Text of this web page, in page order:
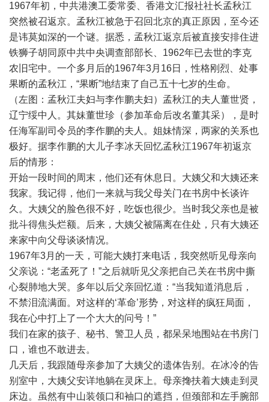
1967年初，中共港澳工委常委、香港文汇报社社长孟秋江
突然被召返京。孟秋江被急于召回北京的真正原因，至今还
是讳莫如深的一个谜。据悉，孟秋江返京后被直接安排住进
铁狮子胡同原中共中央调查部部长、1962年已去世的李克
农旧宅中。一个多月后的1967年3月16日，性格刚烈、处事
果断的孟秋江，“果断”地结束了自己五十七岁的生命。
（左图：孟秋江夫妇与李作鹏夫妇）孟秋江的夫人董世贤，
辽宁绥中人。其妹董世珍（参加革命后改名董其采），是时
任海军副司令员的李作鹏的夫人。姐妹情深，两家的关系也
极好。据李作鹏的大儿子李冰天回忆孟秋江1967年初返京
后的情形：
开始一段时间的周末，他们还有休息日。大姨父和大姨还来
我家。我记得，他们一来就与我父母关门在书房中长谈许
久。大姨父的脸色很不好，吃饭也很少。当时我父亲也是被
批斗得焦头烂额。后来，大姨父被隔离在住处，只有大姨还
来家中向父母谈谈情况。
1967年3月的一天，可能大姨打来电话，我突然听见母亲向
父亲说：“老孟死了！”之后就听见父亲把自己关在书房中撕
心裂肺地大哭。多年以后父亲回忆道：“当我知道消息后，
不禁泪流满面。对这样的‘革命’形势，对这样的疯狂局面，
我在心中打上了一个大大的问号！”
我们在家的孩子、秘书、警卫人员，都呆呆地围站在书房门
口，谁也不敢进去。
几天后，我跟随母亲参加了大姨父的遗体告别。在冰冷的告
别室中，大姨父安详地躺在灵床上。母亲搀扶着大姨走到灵
床边。虽然有中山装领口和袖口的遮挡，但颈部和左手腕部